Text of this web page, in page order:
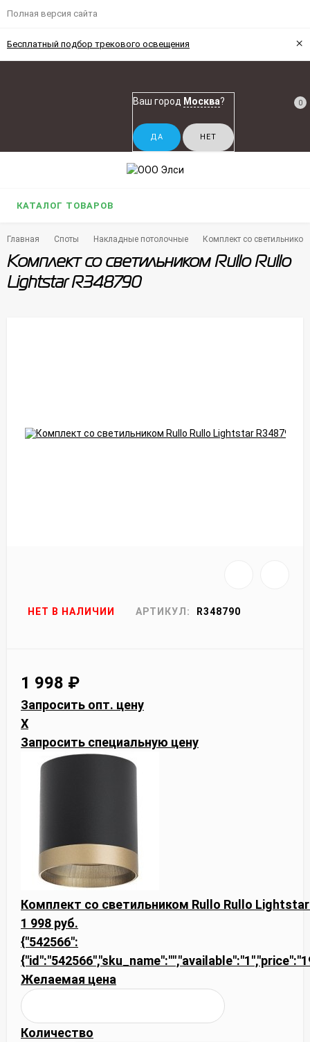
Полная версия сайта
Бесплатный подбор трекового освещения ×
Ваш город Москва? 0
КАТАЛОГ ТОВАРОВ
Главная Споты Накладные потолочные Комплект со
Комплект со светильником Rullo Rullo
Lightstar R348790
НЕТ В НАЛИЧИИ АРТИКУЛ: R348790
1 998 ₽
Запросить опт. цену
X
Запросить специальную цену
Комплект со светильником Rullo Rullo Lightstar
1 998 руб.
{"542566":
Желаемая цена
Количество